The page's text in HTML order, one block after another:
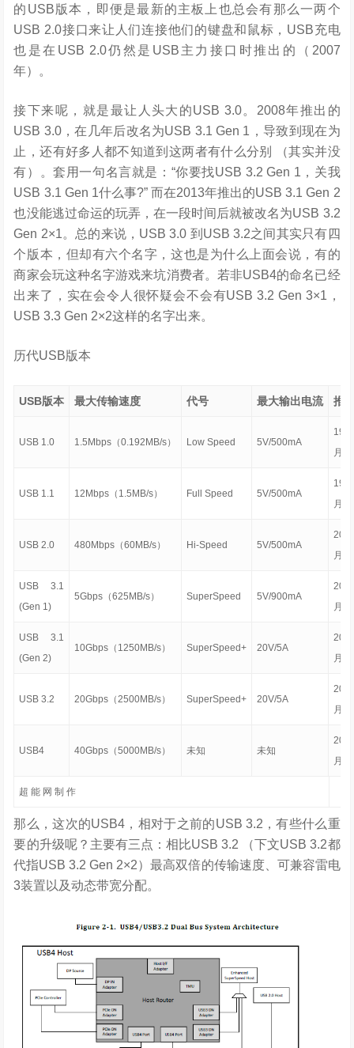
的USB版本，即便是最新的主板上也总会有那么一两个
USB 2.0接口来让人们连接他们的键盘和鼠标，USB充电
也是在USB 2.0仍然是USB主力接口时推出的（2007
年）。
接下来呢，就是最让人头大的USB 3.0。2008年推出的
USB 3.0，在几年后改名为USB 3.1 Gen 1，导致到现在为
止，还有好多人都不知道到这两者有什么分别 （其实并没
有）。套用一句名言就是：“你要找USB 3.2 Gen 1，关我
USB 3.1 Gen 1什么事?” 而在2013年推出的USB 3.1 Gen 2
也没能逃过命运的玩弄，在一段时间后就被改名为USB 3.2
Gen 2×1。总的来说，USB 3.0 到USB 3.2之间其实只有四
个版本，但却有六个名字，这也是为什么上面会说，有的
商家会玩这种名字游戏来坑消费者。若非USB4的命名已经
出来了，实在会令人很怀疑会不会有USB 3.2 Gen 3×1，
USB 3.3 Gen 2×2这样的名字出来。
历代USB版本
USB版本 最大传输速度 代号 最大输出电流 推
USB 1.0 1.5Mbps（0.192MB/s） Low Speed 5V/500mA
月
USB 1.1 12Mbps（1.5MB/s） Full Speed 5V/500mA
月
USB 2.0 480Mbps（60MB/s） Hi-Speed 5V/500mA
月
USB 3.1
(Gen 1)
5Gbps（625MB/s） SuperSpeed 5V/900mA
月
USB 3.1
(Gen 2)
10Gbps（1250MB/s） SuperSpeed+ 20V/5A
月
USB 3.2 20Gbps（2500MB/s） SuperSpeed+ 20V/5A
月
USB4 40Gbps（5000MB/s） 未知 未知
月
超 能 网 制 作
那么，这次的USB4，相对于之前的USB 3.2，有些什么重
要的升级呢？主要有三点：相比USB 3.2 （下文USB 3.2都
代指USB 3.2 Gen 2×2）最高双倍的传输速度、可兼容雷电
3装置以及动态带宽分配。